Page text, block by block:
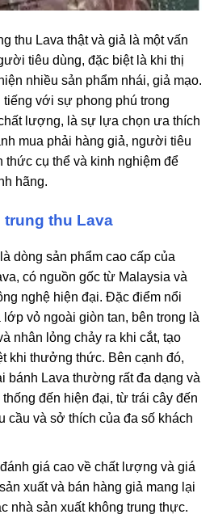
thu Lava thật và giả là một vấn
tiêu dùng, đặc biệt là khi thị
nhiều sản phẩm nhái, giả mạo.
tiếng với sự phong phú trong
lượng, là sự lựa chọn ưa thích
mua phải hàng giả, người tiêu
thức cụ thể và kinh nghiệm để
hãng.
thu Lava
dòng sản phẩm cao cấp của
có nguồn gốc từ Malaysia và
nghệ hiện đại. Đặc điểm nổi
lớp vỏ ngoài giòn tan, bên trong là
nhân lỏng chảy ra khi cắt, tạo
khi thưởng thức. Bên cạnh đó,
bánh Lava thường rất đa dạng và
đến hiện đại, từ trái cây đến
cầu và sở thích của đa số khách
giá cao về chất lượng và giá
xuất và bán hàng giả mang lại
nhà sản xuất không trung thực.